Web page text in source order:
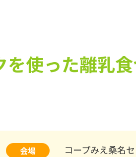
を使った離乳
会場 コープみえ桑名